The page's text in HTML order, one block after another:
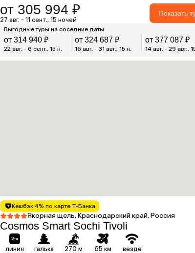
от 305 994 ₽
27 авг. - 11 сент., 15 ночей
Показать
Выгодные туры на соседние даты
от 314 940 ₽
22 авг. - 6 сент., 15 н.
от 324 687 ₽
16 авг. - 31 авг., 15 н.
от 377 087 ₽
14 авг. - 29 авг.,
Кешбэк 4% по карте Т-Банка
Якорная щель, Краснодарский край, Россия
Cosmos Smart Sochi Tivoli
линия галька 270 м 65 км везде